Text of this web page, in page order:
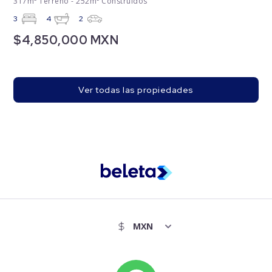
3 4 2
$4,850,000 MXN
Ver todas las propiedades